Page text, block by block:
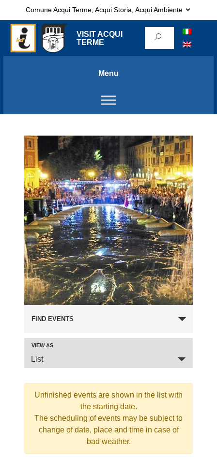
Comune Acqui Terme, Acqui Storia, Acqui Ambiente
VISIT ACQUI
TERME
Menu
FIND EVENTS
Event
Views
Navigation
VIEW AS
List
Unfinished events are shown in the list with
the starting date.
The scheduling of events may be subject to
change of date, place and time in case of
bad weather.